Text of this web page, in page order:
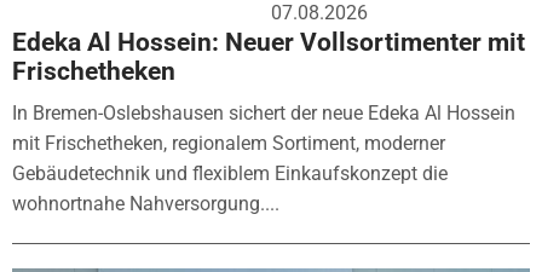
07.08.2026
Edeka Al Hossein: Neuer Vollsortimenter mit
Frischetheken
In Bremen-Oslebshausen sichert der neue Edeka Al Hossein
mit Frischetheken, regionalem Sortiment, moderner
Gebäudetechnik und flexiblem Einkaufskonzept die
wohnortnahe Nahversorgung....